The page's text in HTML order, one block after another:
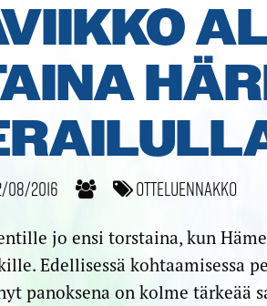
08/2016 Otteluennakko
jo ensi torstaina, kun
Edellisessä kohtaamisessa
panoksena on kolme tärkeää